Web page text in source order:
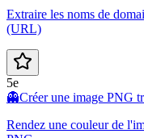
Extraire les noms de
(URL)
5e
👻Créer une image PNG
Rendez une couleur de